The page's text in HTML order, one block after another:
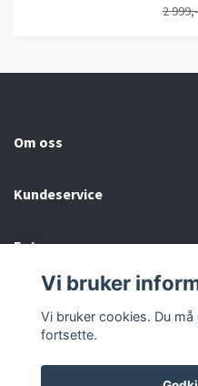
2 999,-
Om oss
Kundeservice
Fotmeny
Vi bruker
Vi bruker cookies. Du
fortsette.